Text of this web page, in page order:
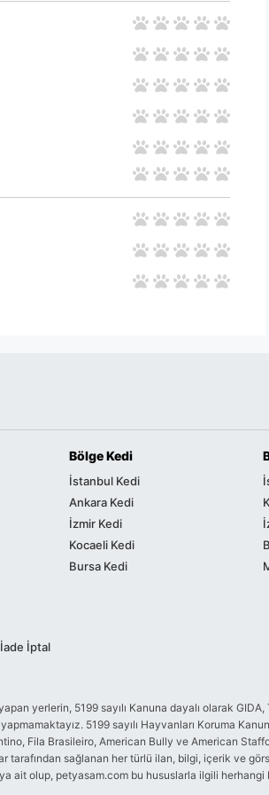
Bölge Kedi
İstanbul Kedi
Ankara Kedi
İzmir Kedi
Kocaeli Kedi
Bursa Kedi
İade İptal
yerlerin, 5199 sayılı Kanuna dayalı olarak
5199 sayılı Hayvanları Koruma
Fila Brasileiro, American Bully ve American
tarafından sağlanan her türlü ilan, bilgi, içerik ve
ait olup, petyasam.com bu hususlarla ilgili herhangi